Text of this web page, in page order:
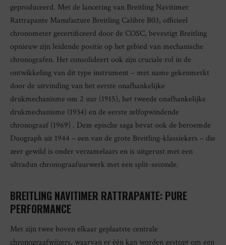
geproduceerd. Met de lancering van Breitling Navitimer
Rattrapante Manufacture Breitling Calibre B03, officieel
chronometer gecertificeerd door de COSC, bevestigt Breitling
opnieuw zijn leidende positie op het gebied van mechanische
chronografen. Het consolideert ook zijn cruciale rol in de
ontwikkeling van dit type instrument – met name gekenmerkt
door de uitvinding van het eerste onafhankelijke
drukmechanisme om 2 uur (1915), het tweede onafhankelijke
drukmechanisme (1934) en de eerste zelfopwindende
chronograaf (1969) . Deze epische saga bevat ook de beroemde
Duograph uit 1944 – een van de grote Breitling-klassiekers – die
zeer gewild is onder verzamelaars en is uitgerust met een
ultradun chronograafuurwerk met een split-seconde.
BREITLING NAVITIMER RATTRAPANTE: PURE
PERFORMANCE
Met zijn twee boven elkaar geplaatste centrale
chronograafwijzers, waarvan er één kan worden gestopt om een